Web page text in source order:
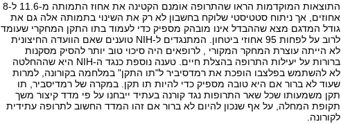
התוצאות המוקדמות הראו שהתרופה אומנם הקטינה את אחוז התמותה מ-11.6 ל-8
אחוזים, אך ניתוח סטטיסטי שלוקח בחשבון לא רק את השינוי בתמותה אלה גם את
גודל המדגם מצא שההבדל אינו מובהק מספיק כדי לעמוד בתו התקן המחקרי שעומד
לרוב על לפחות 95 אחוזי ביטחון. המתנגדים ל-NIH טוענים שאם הוועדה החיצונית
לא הייתה עוצרת המחקר המקורי , לרופאים היה סיכוי טוב יותר להסיק מסקנות
ברורות על יעילות התרופה בהצלת חיים. טענה נוספת כנגד ה-NIH היא שההחלטה
לא להשתמש בפלצבו הופכת את רמדסיביר ל"תו התקן" במלחמה בקורונה, למרות
שעוד לא ברור אם היא טובה מספיק כדי להיות תו תקן. במקרה של רמדיסביר, תו
תקן משמעותו שכל שאר התרופות נגד קורנה בעתיד ייבחנו על פי מדד קיצור משך
תקופת המחלה, על אף שנכון להיום לא ברור אם זהו המדד החשוב לתרופה עתידית
לקורונה.